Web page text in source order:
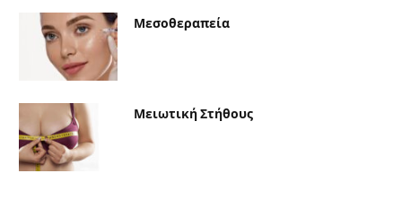
Μεσοθεραπεία
Μειωτική Στήθους